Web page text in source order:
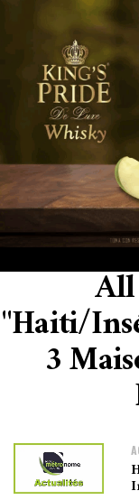
All
"Haiti/
3